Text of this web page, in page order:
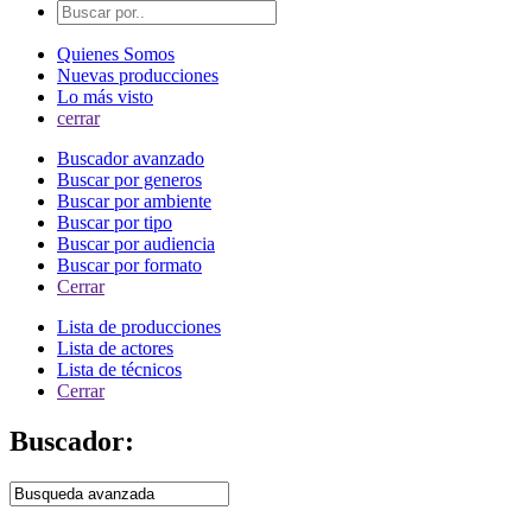
Quienes Somos
Nuevas producciones
Lo más visto
cerrar
Buscador avanzado
Buscar por generos
Buscar por ambiente
Buscar por tipo
Buscar por audiencia
Buscar por formato
Cerrar
Lista de producciones
Lista de actores
Lista de técnicos
Cerrar
Buscador: